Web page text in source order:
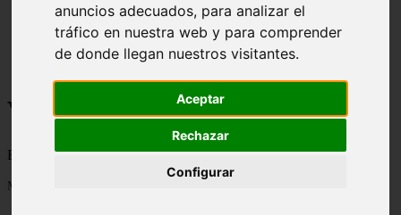
anuncios adecuados, para analizar el
tráfico en nuestra web y para comprender
de donde llegan nuestros visitantes.
Aceptar
Rechazar
Configurar
monumentos
naturaleza
san
Viajes a la Patagonia
Blog sobre la Patagonia en particular y sobre turismo en general
Mostrando 1 - 24 de 480 artículos